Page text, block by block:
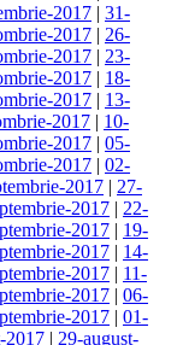
2017 | 31-
2017 | 26-
2017 | 23-
2017 | 18-
2017 | 13-
2017 | 10-
2017 | 05-
2017 | 02-
2017 | 27-
2017 | 22-
2017 | 19-
2017 | 14-
2017 | 11-
2017 | 06-
2017 | 01-
2017 | 29-august-